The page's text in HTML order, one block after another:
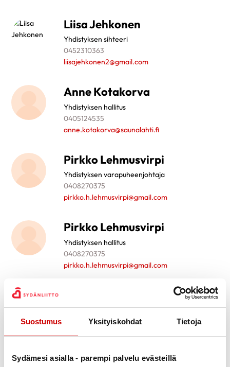
Suostumus Yksityiskohdat Tietoja
Sydämesi asialla - parempi palvelu evästeillä
Liisa Jehkonen
Yhdistyksen sihteeri
0452310363
liisajehkonen2@gmail.com
Anne Kotakorva
Yhdistyksen hallitus
0405124535
anne.kotakorva@saunalahti.fi
Pirkko Lehmusvirpi
Yhdistyksen varapuheenjohtaja
0408270375
pirkko.h.lehmusvirpi@gmail.com
Pirkko Lehmusvirpi
Yhdistyksen hallitus
0408270375
pirkko.h.lehmusvirpi@gmail.com
Yhdistyksen hallitus
0504677767
Leena Majola